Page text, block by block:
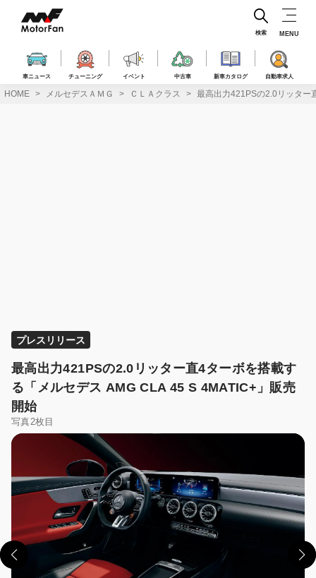
ス
車ニュース チューニング イベント 中古車 新車カタログ 自動車求人
検索 MENU
HOME メルセデスＡＭＧ ＣＬＡクラス 最高出力421PSの2.0リッター
プレスリリース
最高出力421PSの2.0リッター直4ターボを搭載す
る「メルセデス AMG CLA 45 S 4MATIC+」販売
開始
写真2枚目